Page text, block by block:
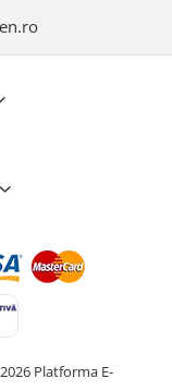
Platforma E-